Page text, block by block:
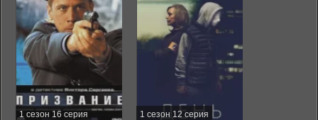
1 сезон 16 серия 1 сезон 12 серия